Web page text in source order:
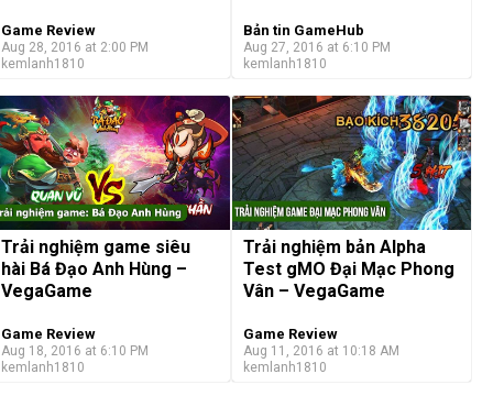
Game Review
Aug 28, 2016 at 2:00 PM
kemlanh1810
Bản tin GameHub
Aug 27, 2016 at 6:10 PM
kemlanh1810
Trải nghiệm game siêu
hài Bá Đạo Anh Hùng –
VegaGame
Game Review
Aug 18, 2016 at 6:10 PM
kemlanh1810
Trải nghiệm bản Alpha
Test gMO Đại Mạc Phong
Vân – VegaGame
Game Review
Aug 11, 2016 at 10:18 AM
kemlanh1810